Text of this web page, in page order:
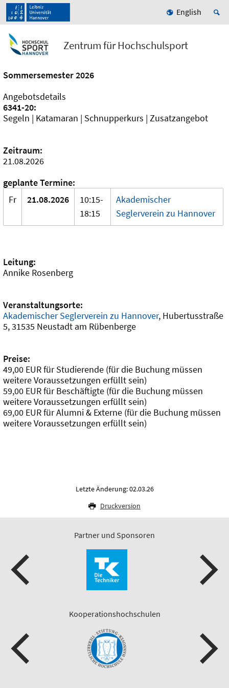
English
Zentrum für Hochschulsport
Sommersemester 2026
Angebotsdetails
6341-20:
Segeln | Katamaran | Schnupperkurs | Zusatzangebot
Zeitraum:
21.08.2026
geplante Termine:
Fr
21.08.2026
10:15-
18:15
Akademischer
Seglerverein zu Hannover
Leitung:
Annike Rosenberg
Veranstaltungsorte:
Akademischer Seglerverein zu Hannover, Hubertusstraße
5, 31535 Neustadt am Rübenberge
Preise:
49,00 EUR für Studierende (für die Buchung müssen
weitere Voraussetzungen erfüllt sein)
59,00 EUR für Beschäftigte (für die Buchung müssen
weitere Voraussetzungen erfüllt sein)
69,00 EUR für Alumni & Externe (für die Buchung müssen
weitere Voraussetzungen erfüllt sein)
Letzte Änderung: 02.03.26
Druckversion
Partner und Sponsoren
Kooperationshochschulen